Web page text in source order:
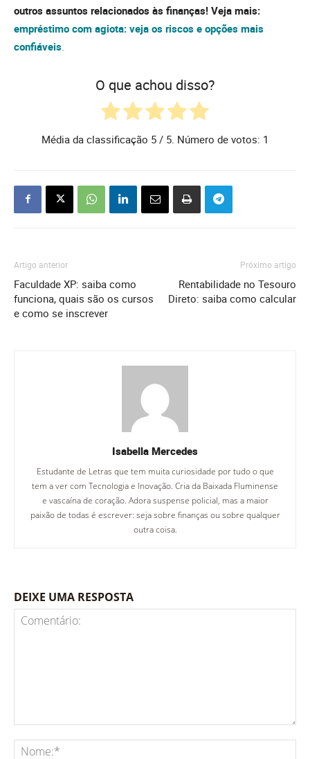
outros assuntos relacionados às finanças! Veja mais:
empréstimo com agiota: veja os riscos e opções mais
confiáveis
O que achou disso?
Média da classificação 5 / 5. Número de votos: 1
Artigo anterior
Faculdade XP: saiba como
funciona, quais são os cursos
e como se inscrever
Próximo artigo
Rentabilidade no Tesouro
Direto: saiba como calcular
Isabella Mercedes
Estudante de Letras que tem muita curiosidade por tudo o que
tem a ver com Tecnologia e Inovação. Cria da Baixada Fluminense
e vascaína de coração. Adora suspense policial, mas a maior
paixão de todas é escrever: seja sobre finanças ou sobre qualquer
outra coisa.
DEIXE UMA RESPOSTA